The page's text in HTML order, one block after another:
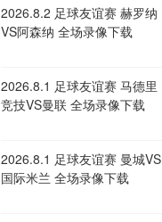
2026.8.2 足球友谊赛 赫罗纳
VS阿森纳 全场录像下载
2026.8.1 足球友谊赛 马德里
竞技VS曼联 全场录像下载
2026.8.1 足球友谊赛 曼城VS
国际米兰 全场录像下载